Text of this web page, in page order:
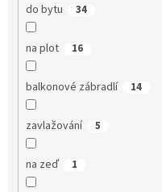
do bytu 34
na plot 16
balkonové zábradlí 14
zavlažování 5
na zeď 1